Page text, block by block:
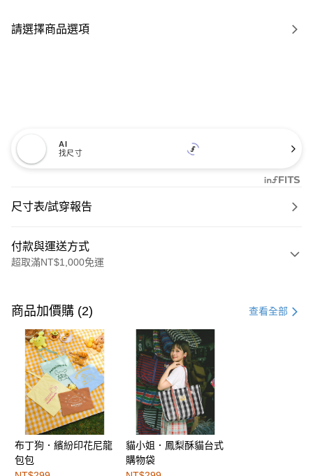
請選擇商品選項
AI
找尺寸
尺寸表/試穿報告
付款與運送方式
超取滿NT$1,000免運
信用卡一次付款
購物金
超商取貨付款
LINE Pay
街口支付
運送方式
全家取貨付款
商品加價購 (2) 查看全部
布丁狗．繽紛印花尼龍
包包
貓小姐．鳳梨酥貓台式
購物袋